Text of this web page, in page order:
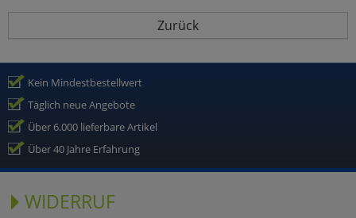
Zurück
Kein Mindestbestellwert
Täglich neue Angebote
Über 6.000 lieferbare Artikel
Über 40 Jahre Erfahrung
WIDERRUF